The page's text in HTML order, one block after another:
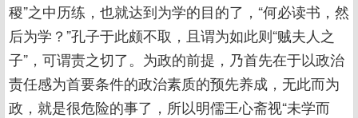
稷”之中历练，也就达到为学的目的了，“何必读书，然
后为学？”孔子于此颇不取，且谓为如此则“贼夫人之
子”，可谓责之切了。为政的前提，乃首先在于以政治
责任感为首要条件的政治素质的预先养成，无此而为
政，就是很危险的事了，所以明儒王心斋视“未学而